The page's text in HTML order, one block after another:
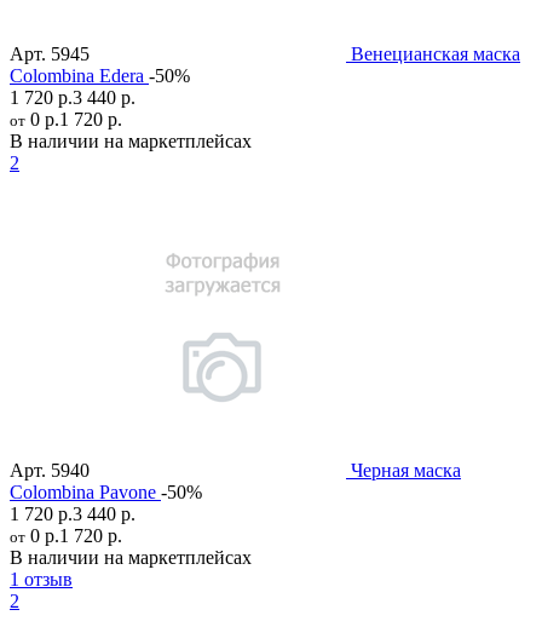
Арт. 5945
Венецианская маска
Colombina Edera -50%
1 720 р.3 440 р.
от 0 р.1 720 р.
В наличии на маркетплейсах
2
Арт. 5940
Черная маска
Colombina Pavone -50%
1 720 р.3 440 р.
от 0 р.1 720 р.
В наличии на маркетплейсах
1 отзыв
2